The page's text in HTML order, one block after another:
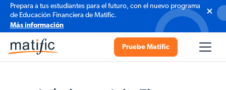
Prepara a tus estudiantes para el futuro, con el nuevo programa
de Educación Financiera de Matific.
Más información
Pruebe Matific